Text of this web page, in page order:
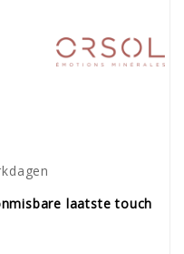
laatste touch